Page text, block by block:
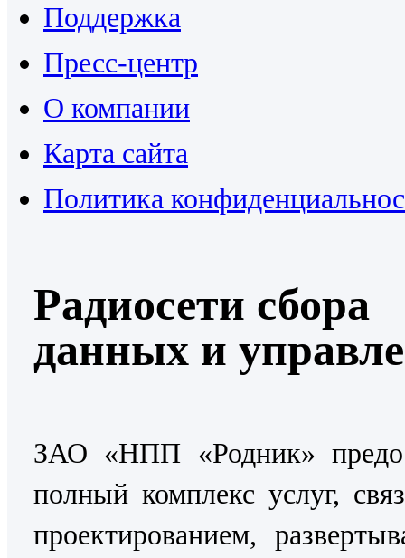
Поддержка
Пресс-центр
О компании
Карта сайта
Политика
Радиосети сбора
данных и
ЗАО «НПП «Родник»
полный комплекс услуг,
проектированием,